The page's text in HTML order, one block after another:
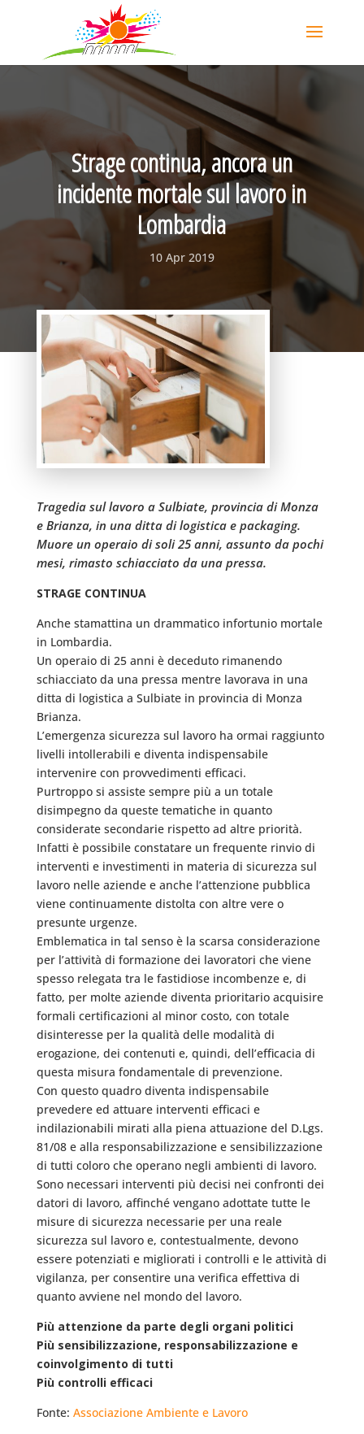
Strage continua, ancora un
incidente mortale sul lavoro in
Lombardia
10 Apr 2019
Tragedia sul lavoro a Sulbiate, provincia di Monza
e Brianza, in una ditta di logistica e packaging.
Muore un operaio di soli 25 anni, assunto da pochi
mesi, rimasto schiacciato da una pressa.
STRAGE CONTINUA
Anche stamattina un drammatico infortunio mortale
in Lombardia.
Un operaio di 25 anni è deceduto rimanendo
schiacciato da una pressa mentre lavorava in una
ditta di logistica a Sulbiate in provincia di Monza
Brianza.
L’emergenza sicurezza sul lavoro ha ormai raggiunto
livelli intollerabili e diventa indispensabile
intervenire con provvedimenti efficaci.
Purtroppo si assiste sempre più a un totale
disimpegno da queste tematiche in quanto
considerate secondarie rispetto ad altre priorità.
Infatti è possibile constatare un frequente rinvio di
interventi e investimenti in materia di sicurezza sul
lavoro nelle aziende e anche l’attenzione pubblica
viene continuamente distolta con altre vere o
presunte urgenze.
Emblematica in tal senso è la scarsa considerazione
per l’attività di formazione dei lavoratori che viene
spesso relegata tra le fastidiose incombenze e, di
fatto, per molte aziende diventa prioritario acquisire
formali certificazioni al minor costo, con totale
disinteresse per la qualità delle modalità di
erogazione, dei contenuti e, quindi, dell’efficacia di
questa misura fondamentale di prevenzione.
Con questo quadro diventa indispensabile
prevedere ed attuare interventi efficaci e
indilazionabili mirati alla piena attuazione del D.Lgs.
81/08 e alla responsabilizzazione e sensibilizzazione
di tutti coloro che operano negli ambienti di lavoro.
Sono necessari interventi più decisi nei confronti dei
datori di lavoro, affinché vengano adottate tutte le
misure di sicurezza necessarie per una reale
sicurezza sul lavoro e, contestualmente, devono
essere potenziati e migliorati i controlli e le attività di
vigilanza, per consentire una verifica effettiva di
quanto avviene nel mondo del lavoro.
Più attenzione da parte degli organi politici
Più sensibilizzazione, responsabilizzazione e
coinvolgimento di tutti
Più controlli efficaci
Fonte: Associazione Ambiente e Lavoro